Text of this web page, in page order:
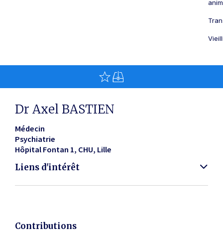
Dr Axel BASTIEN
Médecin
Psychiatrie
Hôpital Fontan 1, CHU Lille
Liens d'intérêt
Contributions